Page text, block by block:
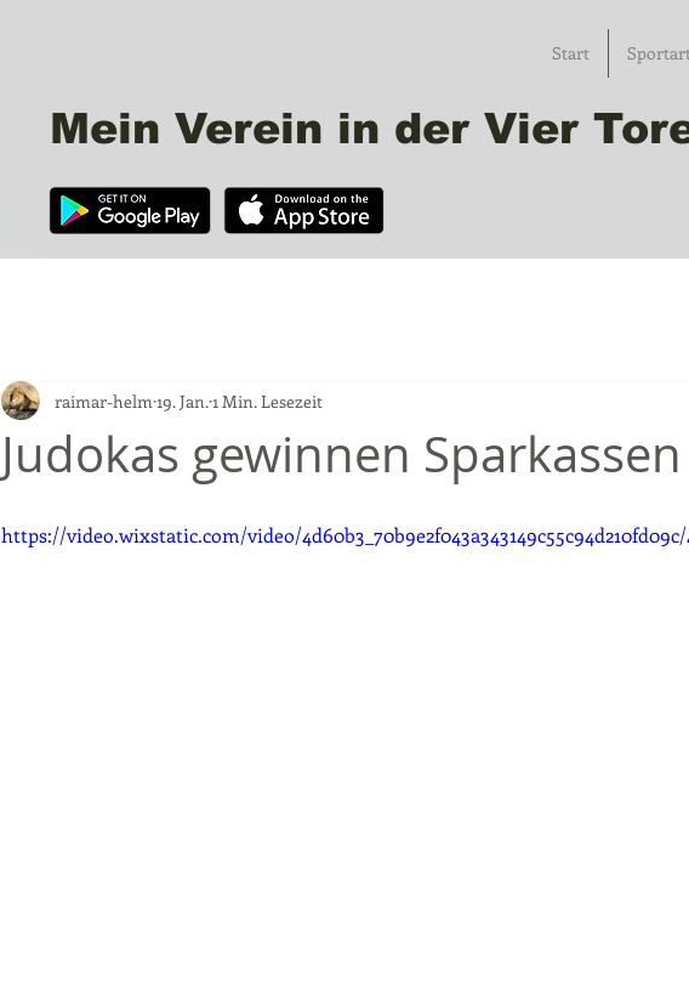
Start
Mein Verein in der Vier
Judokas gewinnen
raimar-helm 19. Jan.1 Min. Lesezeit
https://video.wixstatic.com/video/